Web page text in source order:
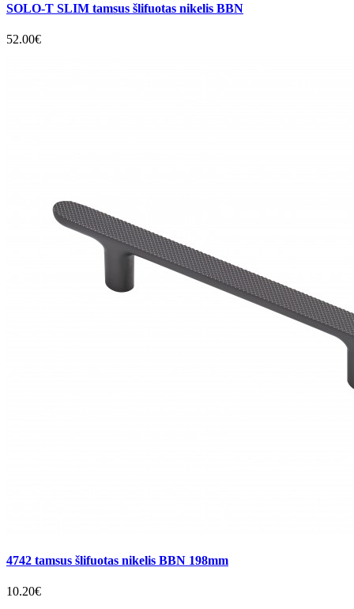
SOLO-T SLIM tamsus šlifuotas nikelis BBN
52.00€
4742 tamsus šlifuotas nikelis BBN 198mm
10.20€